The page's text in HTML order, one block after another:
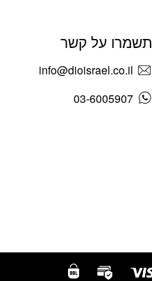
תשמרו על קשר
info@dioisrael.co.il
03-6005907